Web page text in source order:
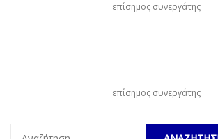
επίσημος συνεργάτης
επίσημος συνεργάτης
Αναζήτηση